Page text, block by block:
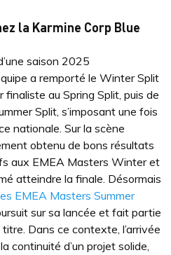
la Karmine Corp Blue
saison 2025
a remporté le Winter Split
au Spring Split, puis de
Split, s’imposant une fois
nationale. Sur la scène
obtenu de bons résultats
aux EMEA Masters Winter et
atteindre la finale. Désormais
EMEA Masters Summer
sur sa lancée et fait partie
Dans ce contexte, l’arrivée
continuité d’un projet solide,